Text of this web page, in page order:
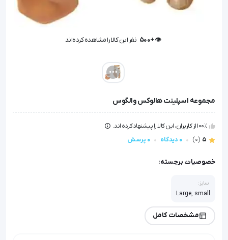
👁️ +
500 نفر این کالا را مشاهده کرده‌اند
مجموعه اسپلینت هالوکس والگوس
100٪ از کاربران، این کالا را پیشنهاد کرده اند.
5
(0) 0 دیدگاه 0 پرسش
خصوصیات برجسته:
سایز:
Large, small
مشخصات کامل